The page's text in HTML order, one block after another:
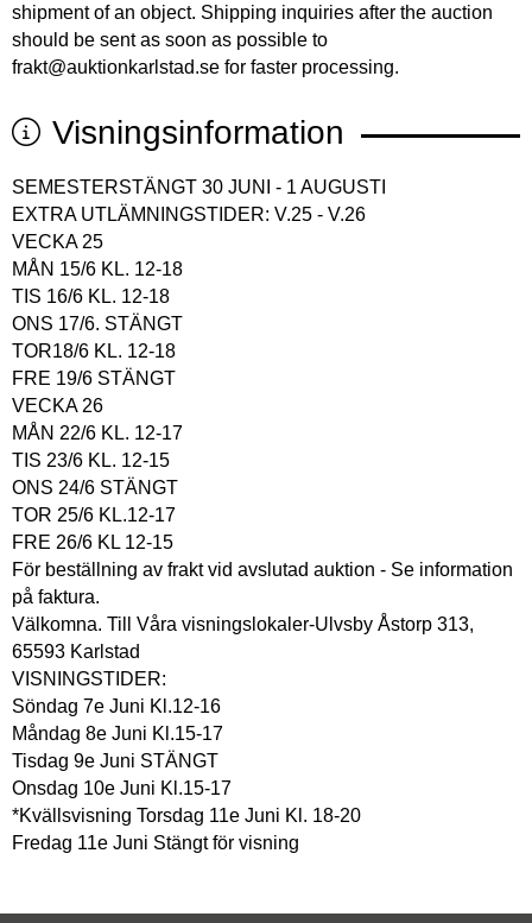
shipment of an object. Shipping inquiries after the auction
should be sent as soon as possible to
frakt@auktionkarlstad.se for faster processing.
Visningsinformation
SEMESTERSTÄNGT 30 JUNI - 1 AUGUSTI
EXTRA UTLÄMNINGSTIDER: V.25 - V.26
VECKA 25
MÅN 15/6 KL. 12-18
TIS 16/6 KL. 12-18
ONS 17/6. STÄNGT
TOR18/6 KL. 12-18
FRE 19/6 STÄNGT
VECKA 26
MÅN 22/6 KL. 12-17
TIS 23/6 KL. 12-15
ONS 24/6 STÄNGT
TOR 25/6 KL.12-17
FRE 26/6 KL 12-15
För beställning av frakt vid avslutad auktion - Se information
på faktura.
Välkomna. Till Våra visningslokaler-Ulvsby Åstorp 313,
65593 Karlstad
VISNINGSTIDER:
Söndag 7e Juni Kl.12-16
Måndag 8e Juni Kl.15-17
Tisdag 9e Juni STÄNGT
Onsdag 10e Juni Kl.15-17
*Kvällsvisning Torsdag 11e Juni Kl. 18-20
Fredag 11e Juni Stängt för visning